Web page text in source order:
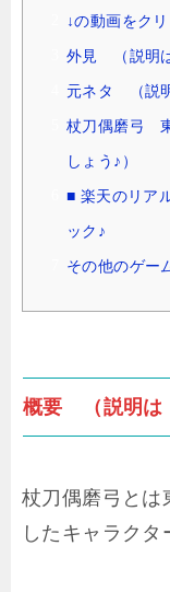
↓の動画をク
外見 （説明
元ネタ （説
杖刀偶磨弓
しょう♪）
■ 楽天のリア
ック♪
その他のゲー
概要 （説明は
杖刀偶磨弓と
したキャラクタ